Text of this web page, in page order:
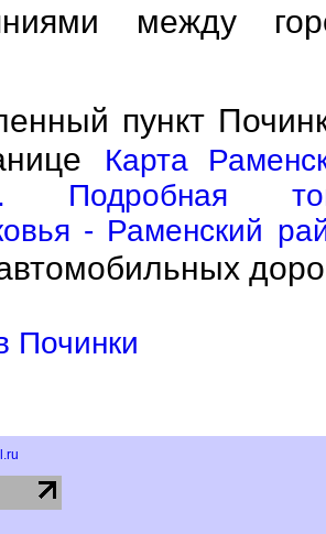
между
пункт
Карта
Подробная
- Раменский
Починки